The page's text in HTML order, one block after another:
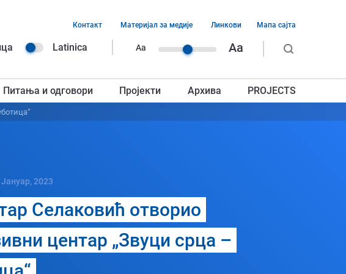
Latinica Aa Aa
заглавља
Контакт Материјал за медије Линкови Мапа сајта
Питања и одговори Пројекти Архива PROJECTS
2023
Селаковић отворио
центар „Звуци срца –